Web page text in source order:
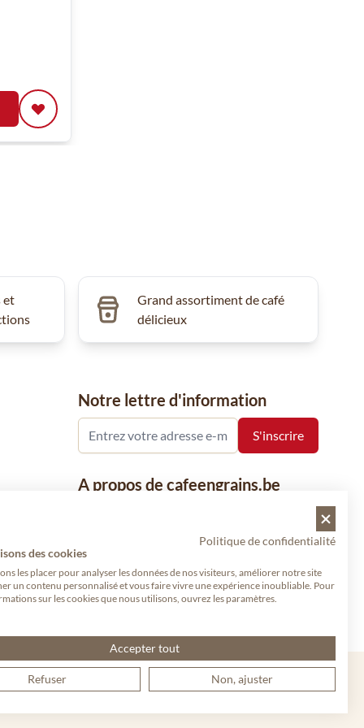
et
Grand assortiment de café
délicieux
Notre lettre d'information
A propos de cafeengrains.be
de produits à base de café, de renommée
nationale et internationale, tels que le café,
les grains de café, le café moulu et les
dosettes de café, garants de qualité.
Politique de confidentialité
des cookies
les placer pour analyser les données de nos visiteurs, améliorer notre site
un contenu personnalisé et vous faire vivre une expérience inoubliable. Pour
sur les cookies que nous utilisons, ouvrez les paramètres.
Accepter tout
Refuser Non, ajuster